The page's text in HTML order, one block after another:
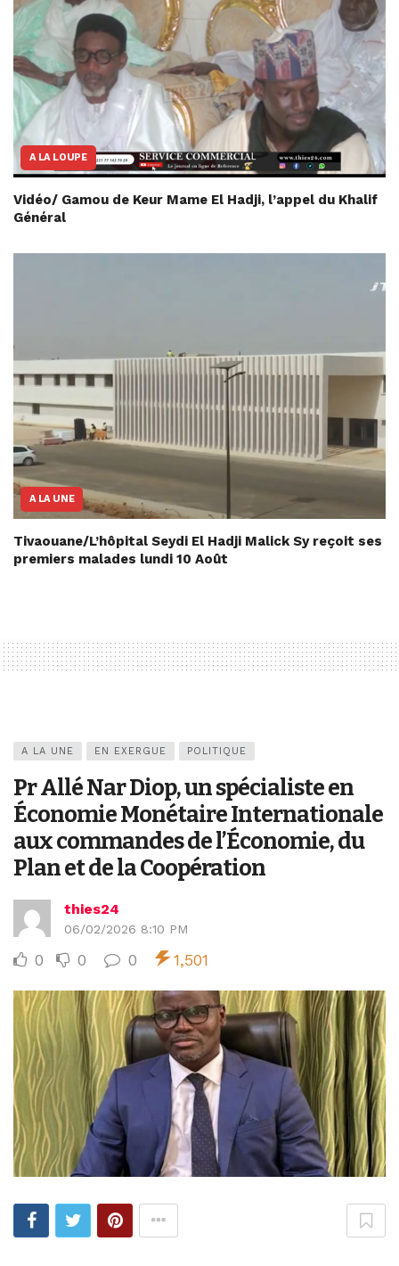
A LA LOUPE
Vidéo/ Gamou de Keur Mame El Hadji, l’appel du Khalif
Général
A LA UNE
Tivaouane/L’hôpital Seydi El Hadji Malick Sy reçoit ses
premiers malades lundi 10 Août
A LA UNE EN EXERGUE POLITIQUE
Pr Allé Nar Diop, un spécialiste en
Économie Monétaire Internationale
aux commandes de l’Économie, du
Plan et de la Coopération
thies24
06/02/2026 8:10 PM
0 0 0 1,501